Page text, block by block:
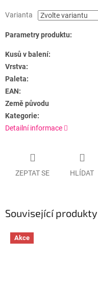
Varianta
Parametry produktu:
Kusů v balení:
Vrstva:
Paleta:
EAN:
Země původu
Kategorie:
Detailní informace
ZEPTAT SE HLÍDAT
Související produkty
Akce